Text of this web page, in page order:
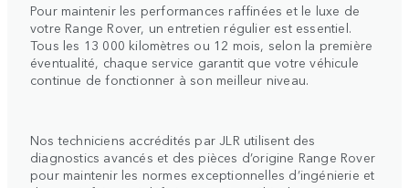
Pour maintenir les performances raffinées et le luxe de
votre Range Rover, un entretien régulier est essentiel.
Tous les 13 000 kilomètres ou 12 mois, selon la première
éventualité, chaque service garantit que votre véhicule
continue de fonctionner à son meilleur niveau.
Nos techniciens accrédités par JLR utilisent des
diagnostics avancés et des pièces d’origine Range Rover
pour maintenir les normes exceptionnelles d’ingénierie et